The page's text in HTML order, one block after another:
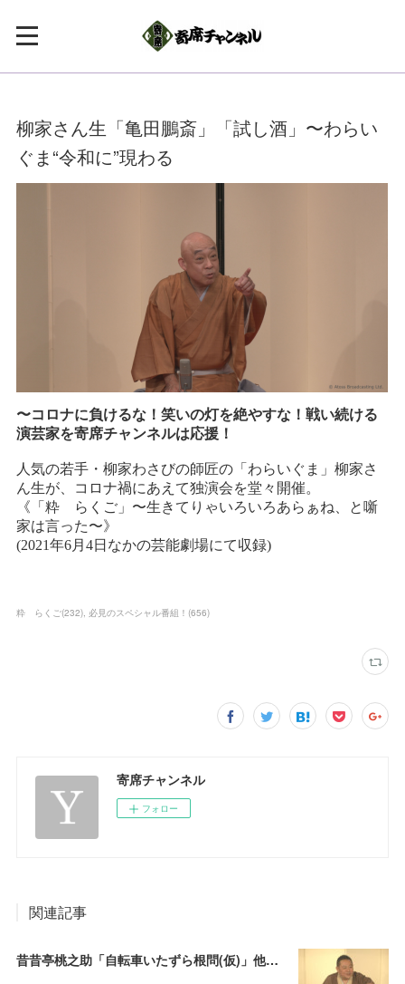
柳家さん生「亀田鵬斎」「試し酒」〜わらい
ぐま“令和に”現わる
粋 らくご(232) 必見のスペシャル番組！ (656)
寄席チャンネル
フォロー
関連記事
昔昔亭桃之助「自転車いたずら根問(仮)」他～師匠・桃太郎のいない初めての桜の季節の独演会！